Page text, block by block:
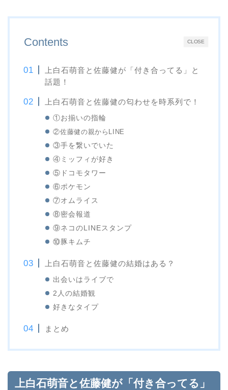
CLOSE
Contents
上白石萌音と佐藤健が「付き合ってる」と
話題！
上白石萌音と佐藤健の匂わせを時系列で！
①お揃いの指輪
②佐藤健の親からLINE
③手を繋いでいた
④ミッフィが好き
⑤ドコモタワー
⑥ポケモン
⑦オムライス
⑧密会報道
⑨ネコのLINEスタンプ
⑩豚キムチ
上白石萌音と佐藤健の結婚はある？
出会いはライブで
2人の結婚観
好きなタイプ
まとめ
上白石萌音と佐藤健が「付き合ってる」